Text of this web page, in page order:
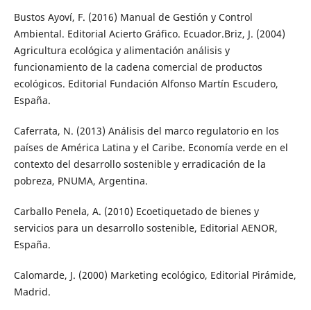
Bustos Ayoví, F. (2016) Manual de Gestión y Control
Ambiental. Editorial Acierto Gráfico. Ecuador.Briz, J. (2004)
Agricultura ecológica y alimentación análisis y
funcionamiento de la cadena comercial de productos
ecológicos. Editorial Fundación Alfonso Martín Escudero,
España.
Caferrata, N. (2013) Análisis del marco regulatorio en los
países de América Latina y el Caribe. Economía verde en el
contexto del desarrollo sostenible y erradicación de la
pobreza, PNUMA, Argentina.
Carballo Penela, A. (2010) Ecoetiquetado de bienes y
servicios para un desarrollo sostenible, Editorial AENOR,
España.
Calomarde, J. (2000) Marketing ecológico, Editorial Pirámide,
Madrid.